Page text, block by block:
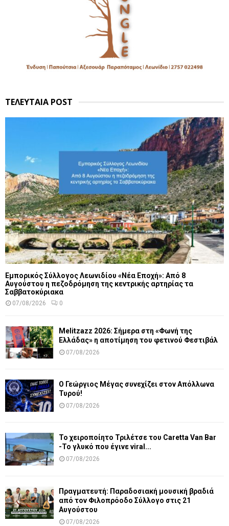
ΤΕΛΕΥΤΑΙΑ POST
Εμπορικός Σύλλογος Λεωνιδίου «Νέα Εποχή»: Από 8
Αυγούστου η πεζοδρόμηση της κεντρικής αρτηρίας τα
Σαββατοκύριακα
07/08/2026 0
Melitzazz 2026: Σήμερα στη «Φωνή της
Ελλάδας» η αποτίμηση του φετινού Φεστιβάλ
07/08/2026
Ο Γεώργιος Μέγας συνεχίζει στον Απόλλωνα
Τυρού!
07/08/2026
Το χειροποίητο Τριλέτσε του Caretta Van Bar
-Το γλυκό που έγινε viral...
07/08/2026
Πραγματευτή: Παραδοσιακή μουσική βραδιά
από τον Φιλοπρόοδο Σύλλογο στις 21
Αυγούστου
07/08/2026